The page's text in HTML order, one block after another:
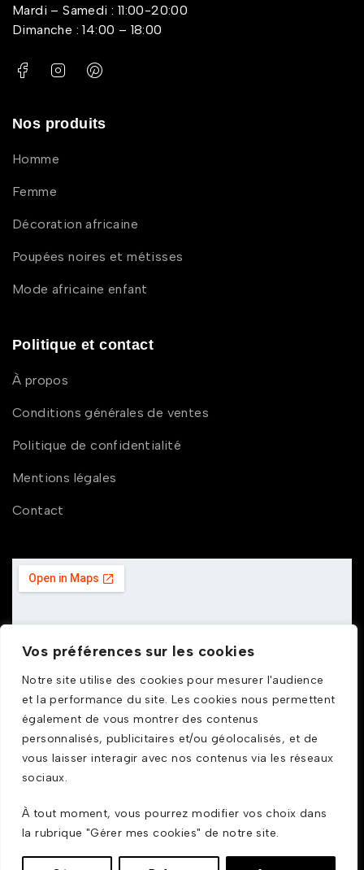
Vos préférences sur les cookies
Notre site utilise des cookies pour mesurer l'audience
et la performance du site. Les cookies nous permettent
également de vous montrer des contenus
personnalisés, publicitaires et/ou géolocalisés, et de
vous laisser interagir avec nos contenus via les réseaux
sociaux.
À tout moment, vous pourrez modifier vos choix dans
la rubrique "Gérer mes cookies" de notre site.
Mardi – Samedi : 11:00-20:00
Dimanche : 14:00 – 18:00
Nos produits
Homme
Femme
Décoration africaine
Poupées noires et métisses
Mode africaine enfant
Politique et contact
À propos
Conditions générales de ventes
Politique de confidentialité
Mentions légales
Contact
© GDUSTYL 2025